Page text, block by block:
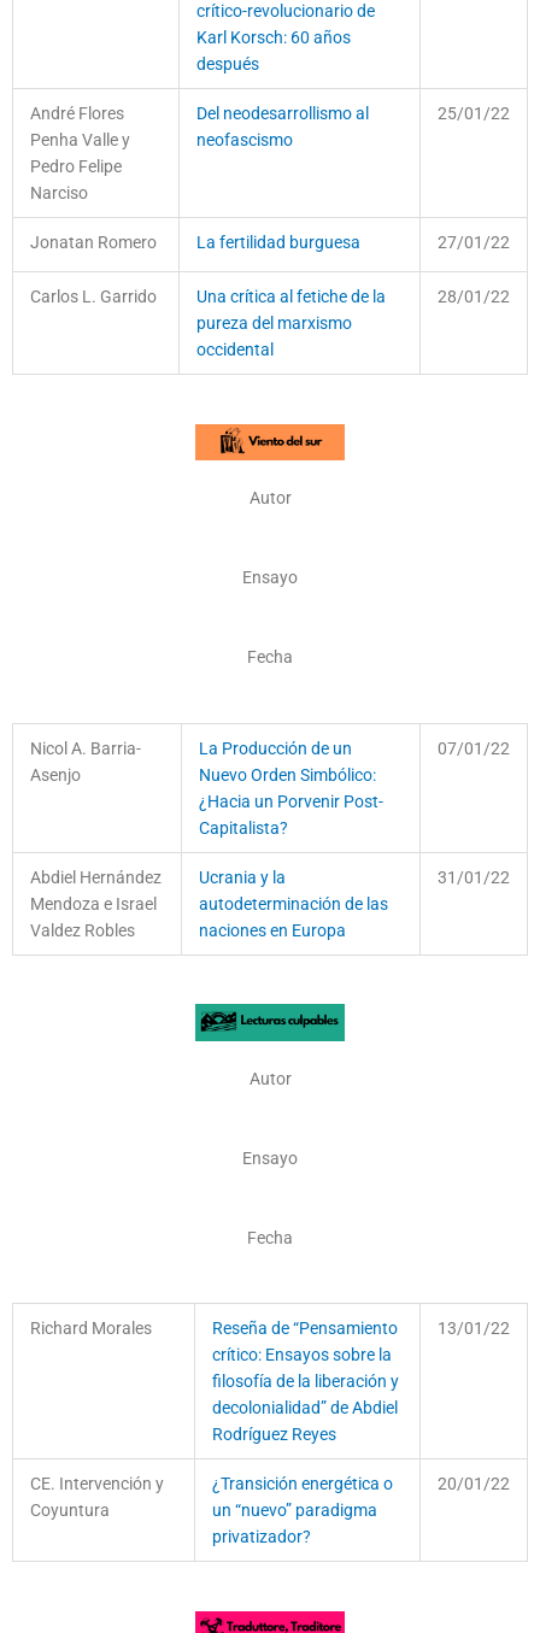
crítico-revolucionario de
Karl Korsch: 60 años
después
André Flores
Penha Valle y
Pedro Felipe
Narciso
Del neodesarrollismo al
neofascismo
25/01/22
Jonatan Romero La fertilidad burguesa 27/01/22
Carlos L. Garrido
Una crítica al fetiche de la
pureza del marxismo
occidental
28/01/22
Autor
Ensayo
Fecha
Nicol A. Barria-
Asenjo
La Producción de un
Nuevo Orden Simbólico:
¿Hacia un Porvenir Post-
Capitalista?
07/01/22
Abdiel Hernández
Mendoza e Israel
Valdez Robles
Ucrania y la
autodeterminación de las
naciones en Europa
31/01/22
Autor
Ensayo
Fecha
Richard Morales
Reseña de “Pensamiento
crítico: Ensayos sobre la
filosofía de la liberación y
decolonialidad” de Abdiel
Rodríguez Reyes
13/01/22
CE. Intervención y
Coyuntura
¿Transición energética o
un “nuevo” paradigma
privatizador?
20/01/22